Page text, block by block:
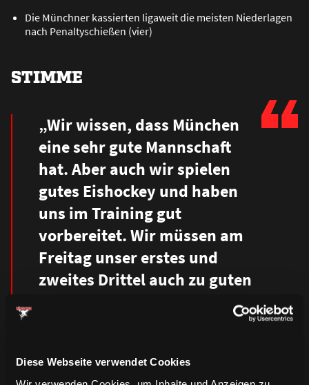
Diese Webseite verwendet Cookies
Die Münchner kassierten ligaweit die meisten Niederlagen
nach Penaltyschießen (vier)
STIMME
„Wir wissen, dass München
eine sehr gute Mannschaft
hat. Aber auch wir spielen
gutes Eishockey und haben
uns im Training gut
vorbereitet. Wir müssen am
Freitag unser erstes und
zweites Drittel auch zu guten
Dritteln machen und einen
Iserlohn.“